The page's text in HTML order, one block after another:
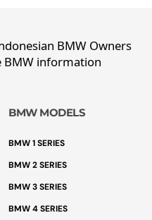
BMW Owners
BMW information
BMW MODELS
BMW 1 SERIES
BMW 2 SERIES
BMW 3 SERIES
BMW 4 SERIES